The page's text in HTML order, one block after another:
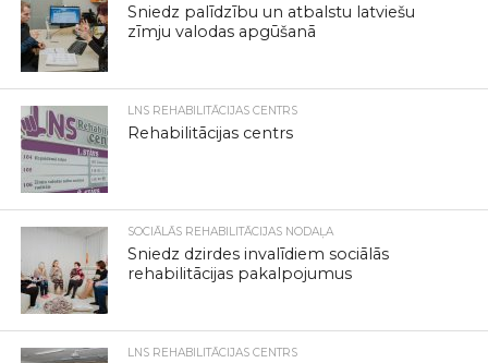
Sniedz palīdzību un atbalstu latviešu
zīmju valodas apgūšanā
LNS REHABILITĀCIJAS CENTRS
Rehabilitācijas centrs
SOCIĀLĀS REHABILITĀCIJAS NODAĻA
Sniedz dzirdes invalīdiem sociālās
rehabilitācijas pakalpojumus
LNS REHABILITĀCIJAS CENTRS